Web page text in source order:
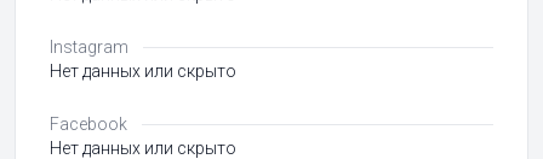
Instagram
Нет данных или скрыто
Facebook
Нет данных или скрыто